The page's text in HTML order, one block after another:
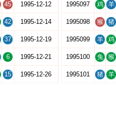
45 1995-12-12
42 1995-12-14
37 1995-12-19
6 1995-12-21
15 1995-12-26
1995097 鸡 羊
1995098 猴 猪
1995099 羊 鸡
1995100 兔 猴
1995101 猪 羊